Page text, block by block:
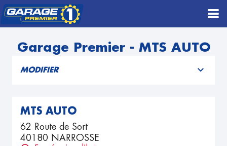
Garage Premier - MTS AUTO
MODIFIER
MTS AUTO
62 Route de Sort
40180 NARROSSE